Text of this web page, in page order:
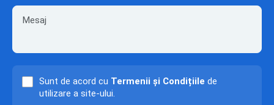
Sunt de acord cu Termenii și Condițiile de
utilizare a site-ului.